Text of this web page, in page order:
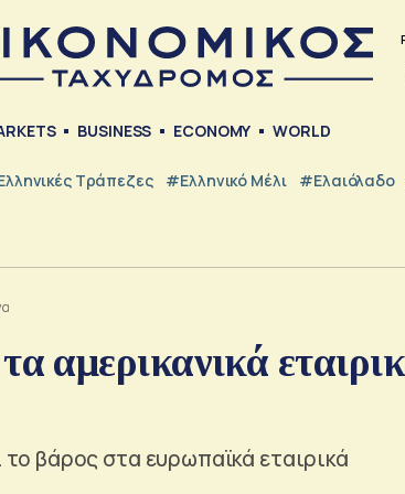
BUSINESS ECONOMY WORLD
Τράπεζες #Ελληνικό Μέλι #Ελαιόλαδο
αμερικανικά
βάρος στα ευρωπαϊκά εταιρικά